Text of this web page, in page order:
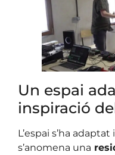
Un espai
inspiració
L’espai s’ha
s’anomena una